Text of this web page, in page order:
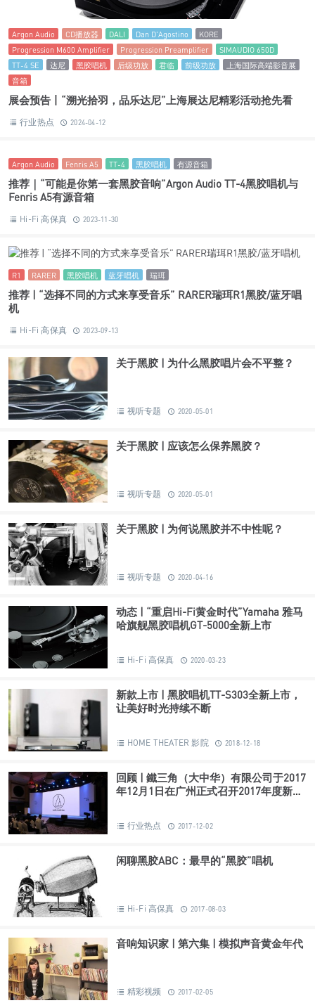
Argon Audio CD播放器 DALI Dan D'Agostino
KORE
Progression M600 Amplifier
Progression Preamplifier
SIMAUDIO 650D
TT-4 SE
达尼 黑胶唱机 后级功放 君临 前级功放
上海国际高端影音展
音箱
展会预告丨“溯光拾羽，品乐达尼”上海展达尼精彩活动抢先看
行业热点 2024-04-12
Argon Audio Fenris A5 TT-4 黑胶唱机
推荐｜“可能是你第一套黑胶音响”Argon Audio TT-4黑胶唱机与
Fenris A5有源音箱
Hi-Fi 高保真
R1 RARER 黑胶唱机
推荐 | “选择不同的方式来享受音乐” RARER瑞珥R1黑胶/蓝牙唱
机
关于黑胶 | 为何说黑胶并不中性呢？
动态 | “重启Hi-Fi黄金时代”Yamaha 雅马
新款上市 | 黑胶唱机TT-S303全新上市，
发布会